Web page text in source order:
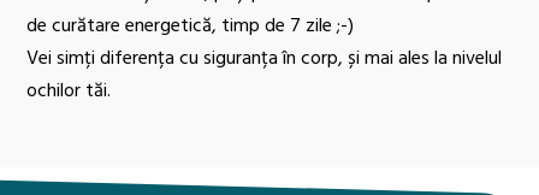
de curătare energetică, timp de 7 zile ;-)
Vei simți diferența cu siguranța în corp, și mai ales la nivelul
ochilor tăi.